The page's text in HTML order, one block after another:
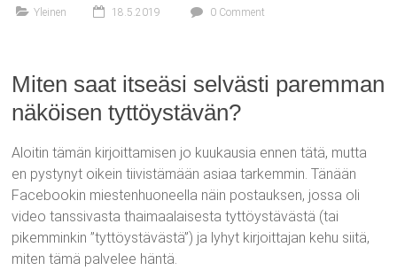
Yleinen 18.5.2019 0 Comment
Miten saat itseäsi selvästi paremman
näköisen tyttöystävän?
Aloitin tämän kirjoittamisen jo kuukausia ennen tätä, mutta
en pystynyt oikein tiivistämään asiaa tarkemmin. Tänään
Facebookin miestenhuoneella näin postauksen, jossa oli
video tanssivasta thaimaalaisesta tyttöystävästä (tai
pikemminkin ”tyttöystävästä”) ja lyhyt kirjoittajan kehu siitä,
miten tämä palvelee häntä.